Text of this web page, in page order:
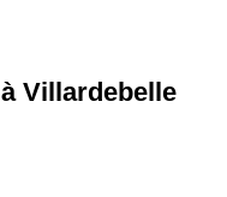
Villardebelle